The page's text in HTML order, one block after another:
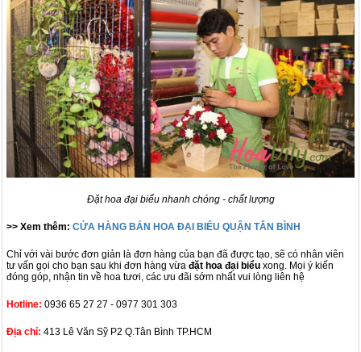
Đặt hoa đại biểu nhanh chóng - chất lượng
>> Xem thêm: CỬA HÀNG BÁN HOA ĐẠI BIỂU QUẬN TÂN BÌNH
Chỉ với vài bước đơn giản là đơn hàng của bạn đã được tạo, sẽ có nhân viên
tư vấn gọi cho bạn sau khi đơn hàng vừa đặt hoa đại biểu xong. Mọi ý kiến
đóng góp, nhận tin về hoa tươi, các ưu đãi sớm nhất vui lòng liên hệ
Hotline: 0936 65 27 27 - 0977 301 303
Địa chỉ: 413 Lê Văn Sỹ P2 Q.Tân Bình TP.HCM